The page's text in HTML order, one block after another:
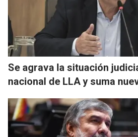
Se agrava la situación
nacional de LLA y suma